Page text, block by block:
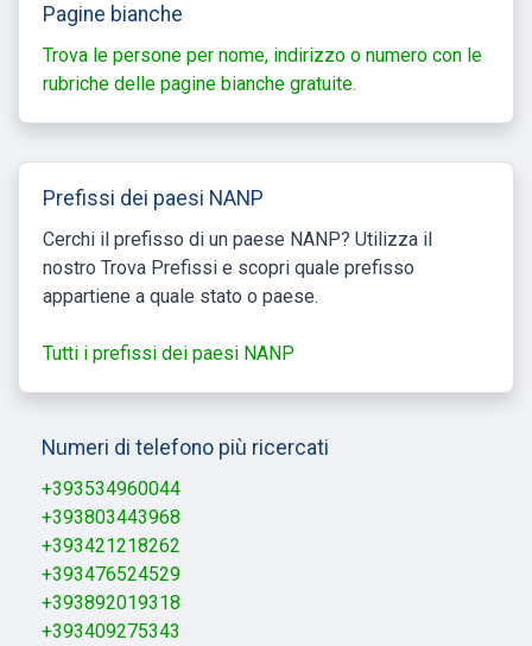
Pagine bianche
Trova le persone per nome, indirizzo o numero con le
rubriche delle pagine bianche gratuite.
Prefissi dei paesi NANP
Cerchi il prefisso di un paese NANP? Utilizza il
nostro Trova Prefissi e scopri quale prefisso
appartiene a quale stato o paese.
Tutti i prefissi dei paesi NANP
Numeri di telefono più ricercati
+393534960044
+393803443968
+393421218262
+393476524529
+393892019318
+393409275343